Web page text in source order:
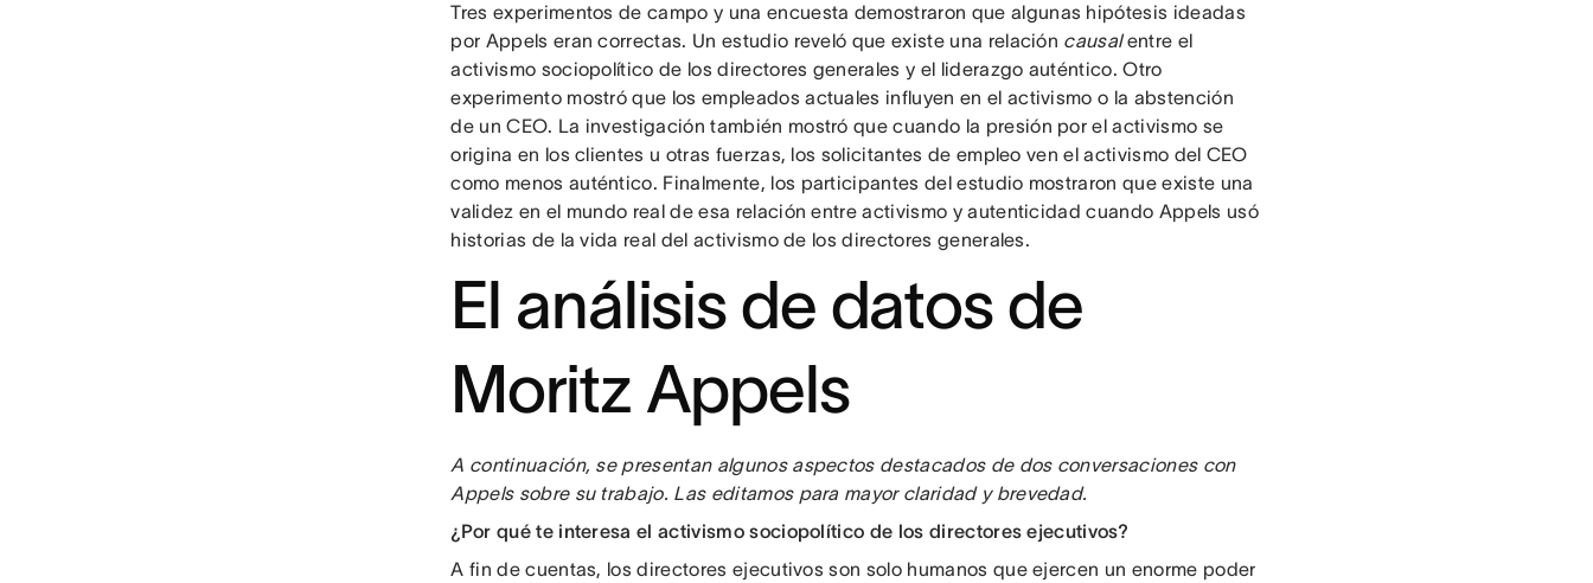
Tres experimentos de campo y una encuesta demostraron que algunas hipótesis ideadas
por Appels eran correctas. Un estudio reveló que existe una relación causalentre el
activismo sociopolítico de los directores generales y el liderazgo auténtico. Otro
experimento mostró que los empleados actuales influyen en el activismo o la abstención
de un CEO. La investigación también mostró que cuando la presión por el activismo se
origina en los clientes u otras fuerzas, los solicitantes de empleo ven el activismo del CEO
como menos auténtico. Finalmente, los participantes del estudio mostraron que existe una
validez en el mundo real de esa relación entre activismo y autenticidad cuando Appels usó
historias de la vida real del activismo de los directores generales.
El análisis de datos de
Moritz Appels
A continuación, se presentan algunos aspectos destacados de dos conversaciones con
Appels sobre su trabajo. Las editamos para mayor claridad y brevedad.
¿Por qué te interesa el activismo sociopolítico de los directores ejecutivos?
A fin de cuentas, los directores ejecutivos son solo humanos que ejercen un enorme poder